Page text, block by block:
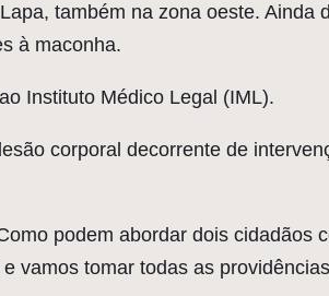
também na zona oeste.
à maconha.
Instituto Médico Legal (IML).
corporal decorrente de
podem abordar dois cidadãos
tomar todas as